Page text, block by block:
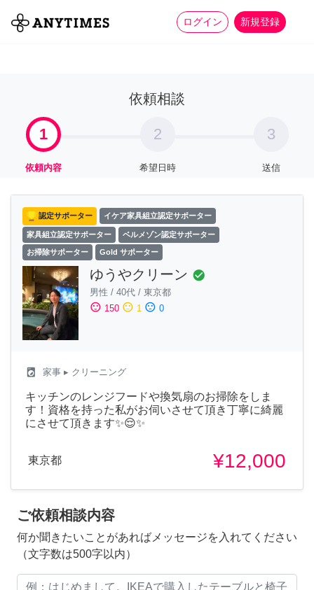
ログイン 新規登録
全て 家事 more_horiz
依頼相談
1
依頼内容
2
希望日時
3
送信
認定サポーター イケア家具組立認定サポーター
家具組立認定サポーター ベルメゾン認定サポーター
お掃除サポーター Gold サポーター
ゆうやクリーン check_circle
男性 / 40代 / 東京都
sentiment_satisfied 150 sentiment_neutral 1 sentiment_dissatisfied 0
local_laundry_service 家事 ▸ クリーニング
キッチンのレンジフードや換気扇のお掃除をしま
す！資格を持った私がお伺いさせて頂き丁寧に綺麗
にさせて頂きます✨😌✨
東京都 ¥12,000
ご依頼相談内容
何か聞きたいことがあればメッセージを入れてください
（文字数は500字以内）